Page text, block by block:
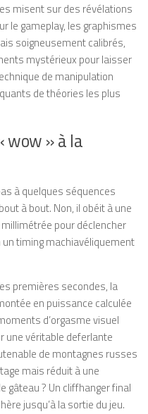
misent sur des révélations
le gameplay, les graphismes
soigneusement calibrés,
mystérieux pour laisser
de manipulation
de théories les plus
wow » à la
à quelques séquences
à bout. Non, il obéit à une
pour déclencher
timing machiavéliquement
premières secondes, la
en puissance calculée
d’orgasme visuel
une véritable deferlante
de montagnes russes
mais réduit à une
gâteau ? Un cliffhanger final
jusqu’à la sortie du jeu.